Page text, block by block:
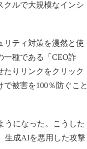
クルで大規模なインシ
ティ対策を漫然と使
一種である「CEO詐
りリンクをクリック
被害を100％防ぐこと
うになった。こうした
生成AIを悪用した攻撃